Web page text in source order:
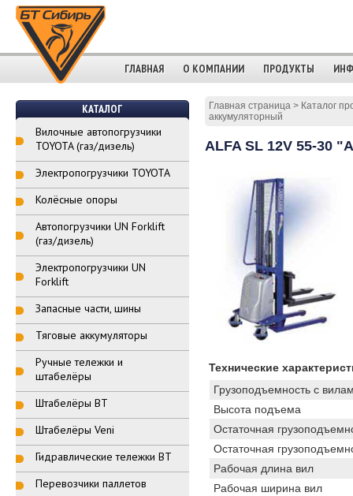
ГЛАВНАЯ О КОМПАНИИ ПРОДУКТЫ
КАТАЛОГ
Вилочные автопогрузчики
TOYOTA (газ/дизель)
Электропогрузчики TOYOTA
Колёсные опоры
Автопогрузчики UN Forklift
(газ/дизель)
Электропогрузчики UN
Forklift
Запасные части, шины
Тяговые аккумуляторы
Ручные тележки и
штабелёры
Штабелёры BT
Штабелёры Veni
Гидравлические тележки BT
Перевозчики паллетов
Главная страница> Каталог
аккумуляторный
ALFA SL 12V 55-30
Технические
Грузоподъемность с
Высота подъема
Остаточная
Остаточная
Рабочая длина вил
Рабочая ширина вил